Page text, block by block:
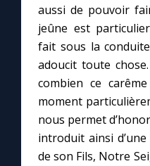
Marie de Nazareth
aussi de pouvoir
jeûne est
fait sous la
adoucit toute
combien ce
moment
nous permet
introduit ainsi
de son Fils, Notre